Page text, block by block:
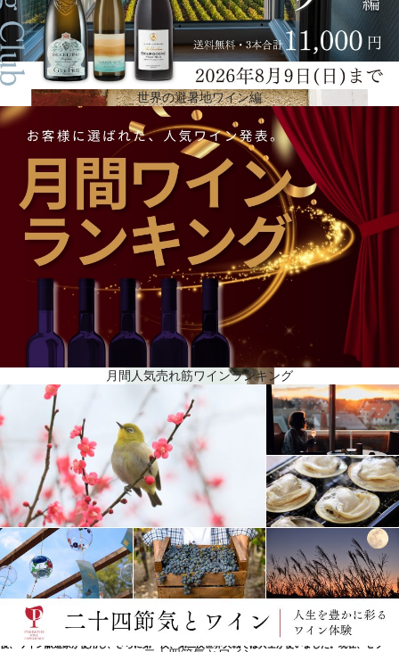
家族経営で最大規模のシャンパーニュ生産者
ピーロートは、その歴史は1675年にまで遡り、3世紀以上もドイツ・ナーエでワインを造ってきま
した。家族経営のワイナリーとしてスタートし、現在では国際的な企業グループとなっています。
高品質のワイン、スパークリングワイン、シャンパン、スピリッツ、ジュースを最終消費者に販売
することは、ピーロートの主要事業となっています。一方、G.H.マーテルは、1869年にシャンパー
ニュのエペルネ近郊、アヴネ・ヴァル・ドール村の葡萄栽培家タブーラン家が設立したメゾンで
す。G.H.マーテルはシャンパーニュ地方で家族経営としては第2位の葡萄畑所有者、第6位のシャン
パーニュ生産者、家族経営としては最大規模のシャンパーニュ生産者です。シャンパーニュ地方に
200haの畑を所有し、年間1,000万本のワインを生産しています。1979年、エルネスト・ラプノー
がG.H.マーテルの株式の過半数を取得。現在はラプノー家4代目のクリストフが伝統のメゾンを守っ
ユネスコ世界遺産に登録されたセラー
G.H.マーテルのセラーは、シャンパーニュ地方で最も古いセラーで、西暦200年頃に作られ、ユネ
スコ世界遺産に登録されています。すべて手作業で掘り起こされています。トンネル、セラー、そ
して高さ20mのクレイエール（白亜質の壁）で構成されています。ランスの中心街にあるこの洞窟
は、何世紀もの間、織物職人が使い、用いた火が白亜の壁に煙のような霞を発生させました。その
後、ワイン醸造家が使用し、さらに第一次、第二次世界大戦では兵士が使いました。現在、セラー
世界の避暑地ワイン編
月間人気売れ筋ワインランキング